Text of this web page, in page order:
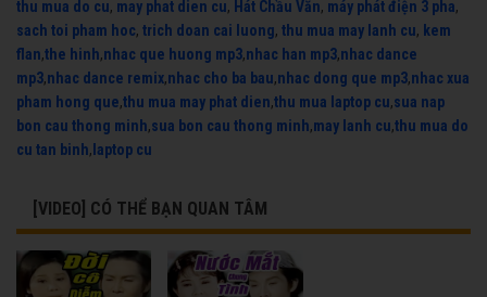
thu mua do cu, may phat dien cu, Hát Chầu Văn, máy phát điện 3 pha,
sach toi pham hoc, trich doan cai luong, thu mua may lanh cu, kem
flan,the hinh,nhac que huong mp3,nhac han mp3,nhac dance
mp3,nhac dance remix,nhac cho ba bau,nhac dong que mp3,nhac xua
pham hong que,thu mua may phat dien,thu mua laptop cu,sua nap
bon cau thong minh,sua bon cau thong minh,may lanh cu,thu mua do
cu tan binh, laptop cu
[VIDEO] CÓ THỂ BẠN QUAN TÂM